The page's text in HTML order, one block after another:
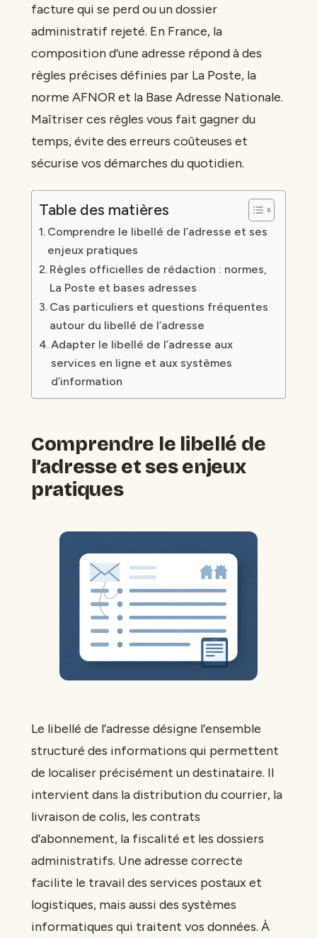
facture qui se perd ou un dossier
administratif rejeté. En France, la
composition d’une adresse répond à des
règles précises définies par La Poste, la
norme AFNOR et la Base Adresse Nationale.
Maîtriser ces règles vous fait gagner du
temps, évite des erreurs coûteuses et
sécurise vos démarches du quotidien.
Table des matières
Comprendre le libellé de l’adresse et ses
enjeux pratiques
Règles officielles de rédaction : normes,
La Poste et bases adresses
Cas particuliers et questions fréquentes
autour du libellé de l’adresse
Adapter le libellé de l’adresse aux
services en ligne et aux systèmes
d’information
Comprendre le libellé de
l’adresse et ses enjeux
pratiques
Le libellé de l’adresse désigne l’ensemble
structuré des informations qui permettent
de localiser précisément un destinataire. Il
intervient dans la distribution du courrier, la
livraison de colis, les contrats
d’abonnement, la fiscalité et les dossiers
administratifs. Une adresse correcte
facilite le travail des services postaux et
logistiques, mais aussi des systèmes
informatiques qui traitent vos données. À